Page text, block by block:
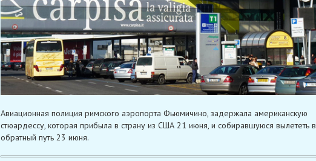
Авиационная полиция римского аэропорта Фьюмичино, задержала американскую
стюардессу, которая прибыла в страну из США 21 июня, и собиравшуюся вылететь в
обратный путь 23 июня.